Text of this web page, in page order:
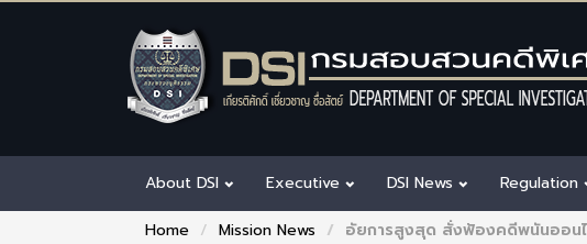
About DSI Executive DSI News Regulation
Home Mission News อัยการสูงสุด สั่งฟ้องคดีพนันออนไ